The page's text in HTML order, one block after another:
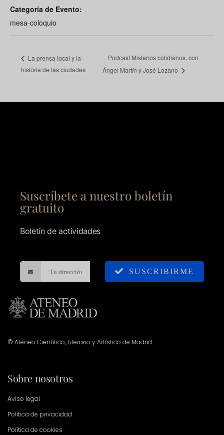
Categoría de Evento:
mesa-coloquio
La prensa local y la
historia de las ciudades
Podcast Misterios cotidianos, con
Ángel Martín y José Lozano
Suscríbete a nuestro boletín
gratuito
Boletín de actividades
SUSCRIBIRME
© Ateneo Científico, Literario y Artístico de Madrid
Sobre nosotros
Aviso legal
Política de privacidad
Política de cookies